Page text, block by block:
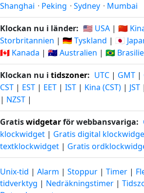
Shanghai · Peking · Sydney · Mumbai
Klockan nu i länder: 🇺🇸 USA | 🇨🇳
Storbritannien | 🇩🇪 Tyskland | 🇯🇵
🇨🇦 Kanada | 🇦🇺 Australien | 🇧🇷
Klockan nu i tidszoner: UTC | GMT |
CST | EST | EET | IST | Kina (CST) | JST |
| NZST |
Gratiswidgetarför webbansvariga:
klockwidget | Gratis digital
textklockwidget | Gratis
Unix-tid | Alarm | Stoppur | Timer |
tidverktyg | Nedräkningstimer |